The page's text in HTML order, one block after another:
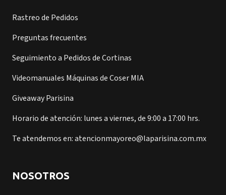
Rastreo de Pedidos
Preguntas frecuentes
Seguimiento a Pedidos de Cortinas
Videomanuales Máquinas de Coser MIA
Giveaway Parisina
Horario de atención: lunes a viernes, de 9:00 a 17:00 hrs.
Te atendemos en: atencionmayoreo@laparisina.com.mx
NOSOTROS